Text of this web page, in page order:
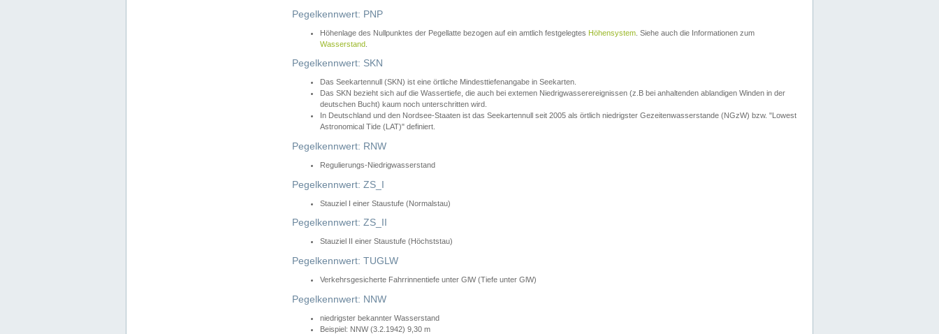
Pegelkennwert: PNP
Höhenlage des Nullpunktes der Pegellatte bezogen auf ein amtlich festgelegtes Höhensystem . Siehe auch die Informationen zum
Wasserstand
Pegelkennwert: SKN
Das Seekartennull (SKN) ist eine örtliche Mindesttiefenangabe in Seekarten.
Das SKN bezieht sich auf die Wassertiefe, die auch bei extemen Niedrigwasserereignissen (z.B bei anhaltenden ablandigen Winden in der
deutschen Bucht) kaum noch unterschritten wird.
In Deutschland und den Nordsee-Staaten ist das Seekartennull seit 2005 als örtlich niedrigster Gezeitenwasserstande (NGzW) bzw. "Lowest
Astronomical Tide (LAT)" definiert.
Pegelkennwert: RNW
Regulierungs-Niedrigwasserstand
Pegelkennwert: ZS_I
Stauziel I einer Staustufe (Normalstau)
Pegelkennwert: ZS_II
Stauziel II einer Staustufe (Höchststau)
Pegelkennwert: TUGLW
Verkehrsgesicherte Fahrrinnentiefe unter GlW (Tiefe unter GlW)
Pegelkennwert: NNW
niedrigster bekannter Wasserstand
Beispiel: NNW (3.2.1942) 9,30 m